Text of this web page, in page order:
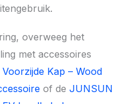
overweeg het
met accessoires
Kap – Wood
of de JUNSUN